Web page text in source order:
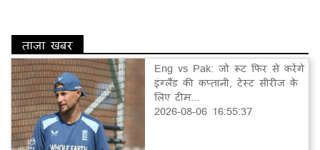
ताज़ा खबर
Eng vs Pak: जो रूट फिर से करेंगे
इंग्लैंड की कप्तानी, टेस्ट सीरीज के
लिए टीम...
2026-08-06 16:55:37